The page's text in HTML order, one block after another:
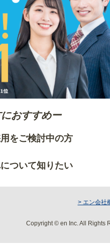
おすすめー
用をご検討中の方
知りたい方
ついて知りたい
> エン会社
Copyright © en Inc. All Rights